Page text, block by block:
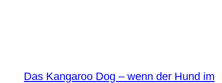
Das Kangaroo Dog – wenn der Hund im